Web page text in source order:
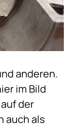
anderen.
im Bild
der
auch als